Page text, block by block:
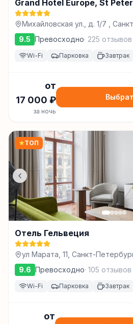
Grand Hotel Europe, St
Михайловская ул., д. 1/7 ,
9.5 Превосходно· 225 отзывов
Wi-Fi Парковка Завтрак
от
17 000 ₽
за ночь
★ТОП
Отель Гельвеция
ул Марата, 11, Санкт-
9.6 Превосходно· 105 отзывов
Wi-Fi Парковка Завтрак
от